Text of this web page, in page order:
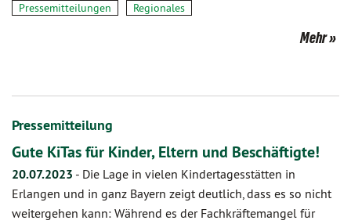
Pressemitteilungen Regionales
Mehr
Pressemitteilung
Gute KiTas für Kinder, Eltern und Beschäftigte!
20.07.2023 - Die Lage in vielen Kindertagesstätten in
Erlangen und in ganz Bayern zeigt deutlich, dass es so nicht
weitergehen kann: Während es der Fachkräftemangel für